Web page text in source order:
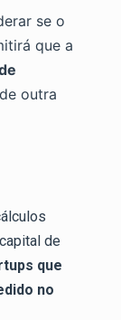
se o
que a
outra
de
que
no